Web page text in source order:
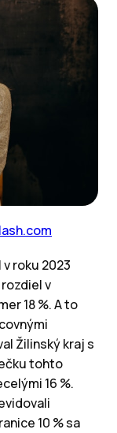
roku 2023
v
18 %. A to
Žilinský kraj s
tohto
16 %.
10 % sa